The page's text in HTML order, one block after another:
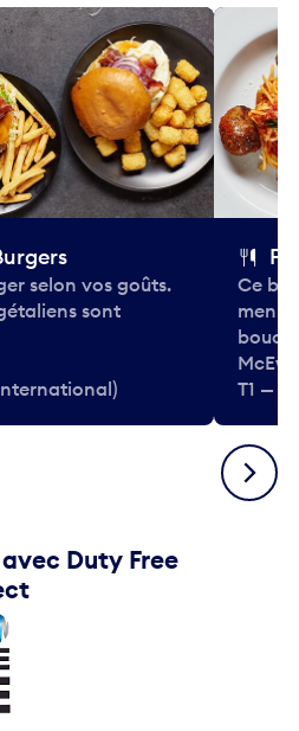
selon vos goûts.
sont
Ce
menu
T1 —
Suivant
Duty Free